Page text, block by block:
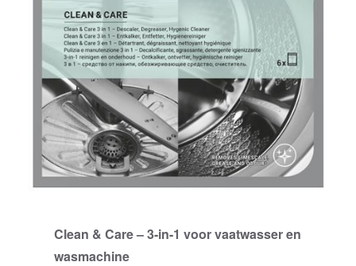
Clean & Care – 3-in-1 voor vaatwasser en
wasmachine